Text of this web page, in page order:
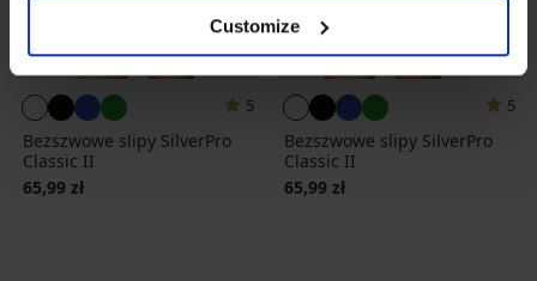
Customize
5
Bezszwowe slipy SilverPro
Classic II
65,99 zł
5
Bezszwowe slipy SilverPro
Classic II
65,99 zł